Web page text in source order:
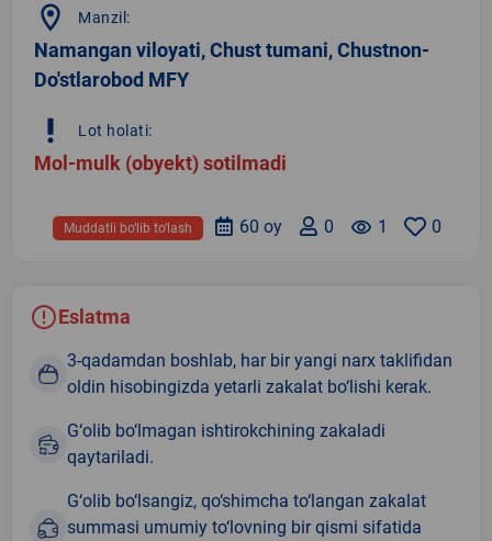
location_on Manzil:
Namangan viloyati, Chust tumani, Chustnon-
Do'stlarobod MFY
priority_high Lot holati:
Mol-mulk (obyekt) sotilmadi
0
remove_red_eye 1
0
60 oy
Muddatli bo‘lib to‘lash
Eslatma
3-qadamdan boshlab, har bir yangi narx taklifidan
oldin hisobingizda yetarli zakalat bo‘lishi kerak.
G‘olib bo‘lmagan ishtirokchining zakaladi
qaytariladi.
G‘olib bo‘lsangiz, qo‘shimcha to‘langan zakalat
summasi umumiy to‘lovning bir qismi sifatida